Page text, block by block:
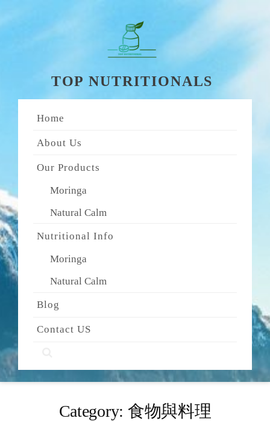
TOP NUTRITIONALS
Home
About Us
Our Products
Moringa
Natural Calm
Nutritional Info
Moringa
Natural Calm
Blog
Contact US
Category: 食物與料理